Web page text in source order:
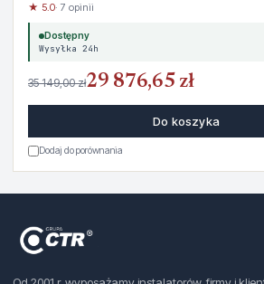
★ 5.0· 7 opinii
Dostępny
Wysyłka 24h
35 149,00 zł29 876,65 zł
Do koszyka
Dodaj do porównania